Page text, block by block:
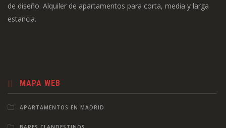
de diseño. Alquiler de apartamentos para corta, media y larga
estancia.
MAPA WEB
APARTAMENTOS EN MADRID